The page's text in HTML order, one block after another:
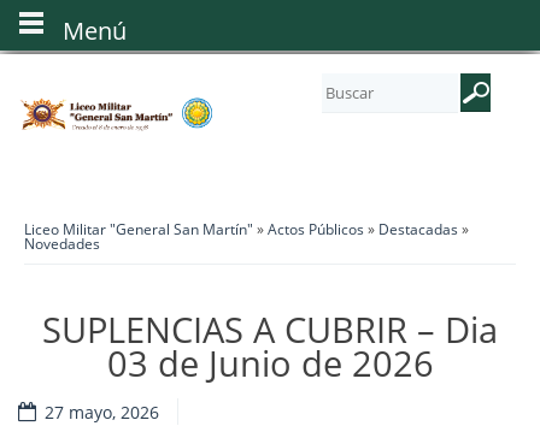
Liceo Militar "General San Martín" »Actos Públicos » Destacadas »
Novedades
SUPLENCIAS A CUBRIR – Dia
03 de Junio de 2026
27 mayo, 2026
Menú